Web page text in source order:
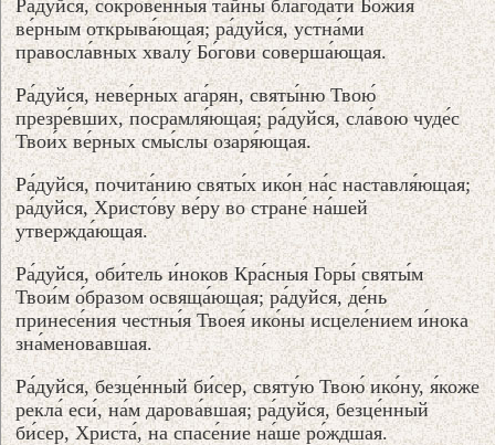
Ра́дуйся, сокрове́нныя та́йны благода́ти Бо́жия
ве́рным открыва́ющая; ра́дуйся, устна́ми
правосла́вных хвалу́ Бо́гови соверша́ющая.
Ра́дуйся, неве́рных ага́рян, святы́ню Твою́
презре́вших, посрамля́ющая; ра́дуйся, сла́вою чуде́с
Твои́х ве́рных смы́слы озаря́ющая.
Ра́дуйся, почита́нию святы́х ико́н на́с наставля́ющая;
ра́дуйся, Христо́ву ве́ру во стране́ на́шей
утвержда́ющая.
Ра́дуйся, оби́тель и́ноков Кра́сныя Горы́ святы́м
Твои́м о́бразом освяща́ющая; ра́дуйся, де́нь
принесе́ния честны́я Твоея́ ико́ны исцеле́нием и́нока
зна́меновавшая.
Ра́дуйся, безце́нный би́сер, святу́ю Твою́ ико́ну, я́коже
рекла́ еси́, на́м дарова́вшая; ра́дуйся, безце́нный
би́сер, Христа́, на спасе́ние на́ше ро́ждшая.